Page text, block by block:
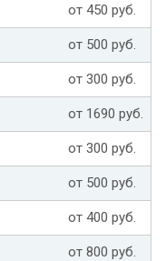
от 450 руб.
от 500 руб.
от 300 руб.
от 1690 руб.
от 300 руб.
от 500 руб.
от 400 руб.
от 800 руб.